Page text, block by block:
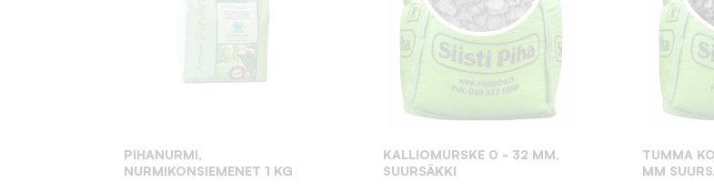
PIHANURMI,
NURMIKONSIEMENET 1 KG
KALLIOMURSKE 0 - 32 MM,
SUURSÄKKI
TUMMA
MM